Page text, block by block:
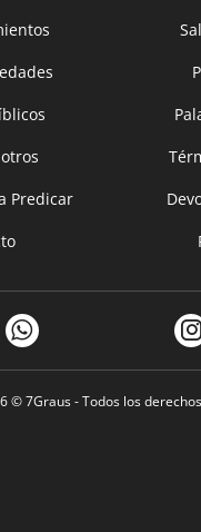
Predicar
©7Graus- Todos los